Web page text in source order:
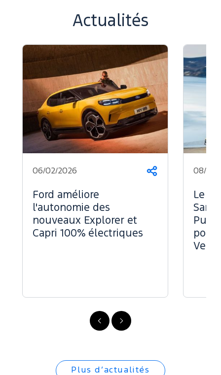
Actualités
Suivant
Précédent
Partager
06/02/2026
Ford améliore
l'autonomie des
nouveaux Explorer et
Capri 100% électriques
08/07/
Le
Sans
pour
Plus d’actualités